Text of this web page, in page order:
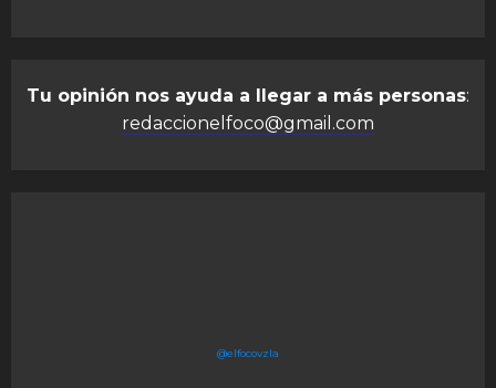
Tu opinión nos ayuda a llegar a más personas:
redaccionelfoco@gmail.com
@elfocovzla